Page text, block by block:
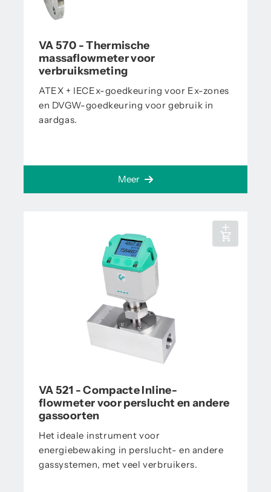
VA 570 - Thermische
massaflowmeter voor
verbruiksmeting
ATEX + IECEx-goedkeuring voor Ex-zones
en DVGW-goedkeuring voor gebruik in
aardgas.
Meer
VA 521 - Compacte Inline-
flowmeter voor perslucht en andere
gassoorten
Het ideale instrument voor
energiebewaking in perslucht- en andere
gassystemen, met veel verbruikers.